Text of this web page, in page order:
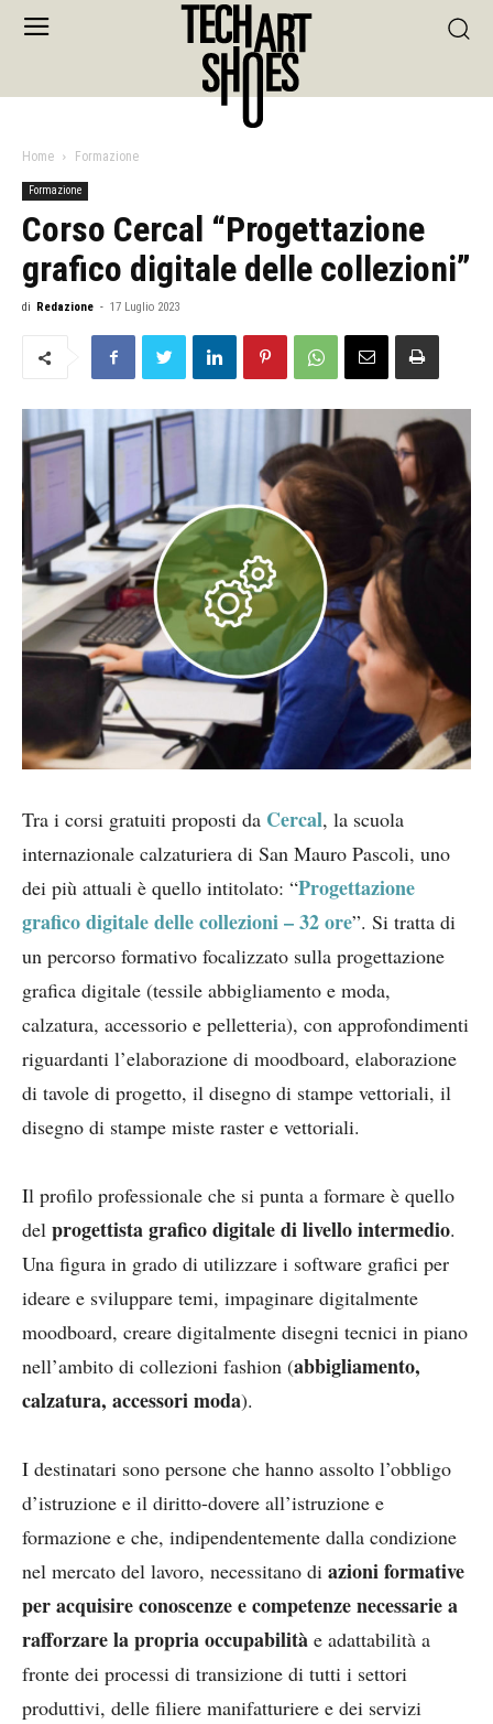
Home Formazione
Formazione
Corso Cercal “Progettazione
grafico digitale delle collezioni”
di Redazione - 17 Luglio 2023
Tra i corsi gratuiti proposti da Cercal, la scuola
internazionale calzaturiera di San Mauro Pascoli, uno
dei più attuali è quello intitolato: “Progettazione
grafico digitale delle collezioni – 32 ore”. Si tratta di
un percorso formativo focalizzato sulla progettazione
grafica digitale (tessile abbigliamento e moda,
calzatura, accessorio e pelletteria), con approfondimenti
riguardanti l’elaborazione di moodboard, elaborazione
di tavole di progetto, il disegno di stampe vettoriali, il
disegno di stampe miste raster e vettoriali.
Il profilo professionale che si punta a formare è quello
del progettista grafico digitale di livello intermedio.
Una figura in grado di utilizzare i software grafici per
ideare e sviluppare temi, impaginare digitalmente
moodboard, creare digitalmente disegni tecnici in piano
nell’ambito di collezioni fashion (abbigliamento,
calzatura, accessori moda).
I destinatari sono persone che hanno assolto l’obbligo
d’istruzione e il diritto-dovere all’istruzione e
formazione e che, indipendentemente dalla condizione
nel mercato del lavoro, necessitano di azioni formative
per acquisire conoscenze e competenze necessarie a
rafforzare la propria occupabilità e adattabilità a
fronte dei processi di transizione di tutti i settori
produttivi, delle filiere manifatturiere e dei servizi